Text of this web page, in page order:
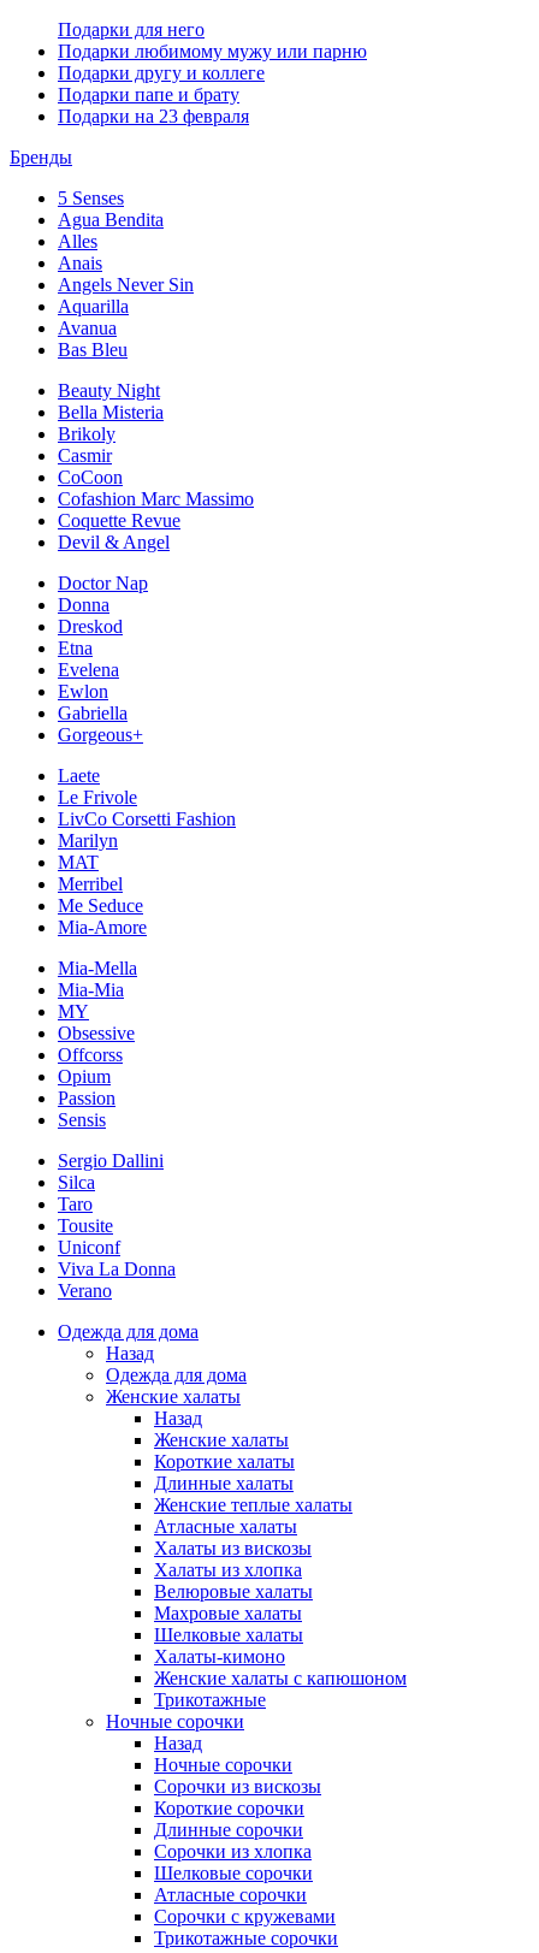
Подарки для него
Подарки любимому мужу или парню
Подарки другу и коллеге
Подарки папе и брату
Подарки на 23 февраля
Бренды
5 Senses
Agua Bendita
Alles
Anais
Angels Never Sin
Aquarilla
Avanua
Bas Bleu
Beauty Night
Bella Misteria
Brikoly
Casmir
CoCoon
Cofashion Marc Massimo
Coquette Revue
Devil & Angel
Doctor Nap
Donna
Dreskod
Etna
Evelena
Ewlon
Gabriella
Gorgeous+
Laete
Le Frivole
LivCo Corsetti Fashion
Marilyn
MAT
Merribel
Me Seduce
Mia-Amore
Mia-Mella
Mia-Mia
MY
Obsessive
Offcorss
Opium
Passion
Sensis
Sergio Dallini
Silca
Taro
Tousite
Uniconf
Viva La Donna
Verano
Одежда для дома
Назад
Одежда для дома
Женские халаты
Назад
Женские халаты
Короткие халаты
Длинные халаты
Женские теплые халаты
Атласные халаты
Халаты из вискозы
Халаты из хлопка
Велюровые халаты
Махровые халаты
Шелковые халаты
Халаты-кимоно
Женские халаты с капюшоном
Трикотажные
Ночные сорочки
Назад
Ночные сорочки
Сорочки из вискозы
Короткие сорочки
Длинные сорочки
Сорочки из хлопка
Шелковые сорочки
Атласные сорочки
Сорочки с кружевами
Трикотажные сорочки